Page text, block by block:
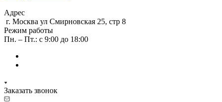
Адрес
г. Москва ул Смирновская 25, стр 8
Режим работы
Пн. – Пт.: с 9:00 до 18:00
Заказать звонок